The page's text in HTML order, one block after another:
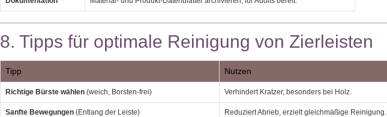
8. Tipps für optimale Reinigung von Zierleisten
Tipp Nutzen
Richtige Bürste wählen (weich, Borsten‑frei) Verhindert Kratzer, besonders bei Holz.
Sanfte Bewegungen (Entlang der Leiste) Reduziert Abrieb, erzielt gleichmäßige Reinigung.